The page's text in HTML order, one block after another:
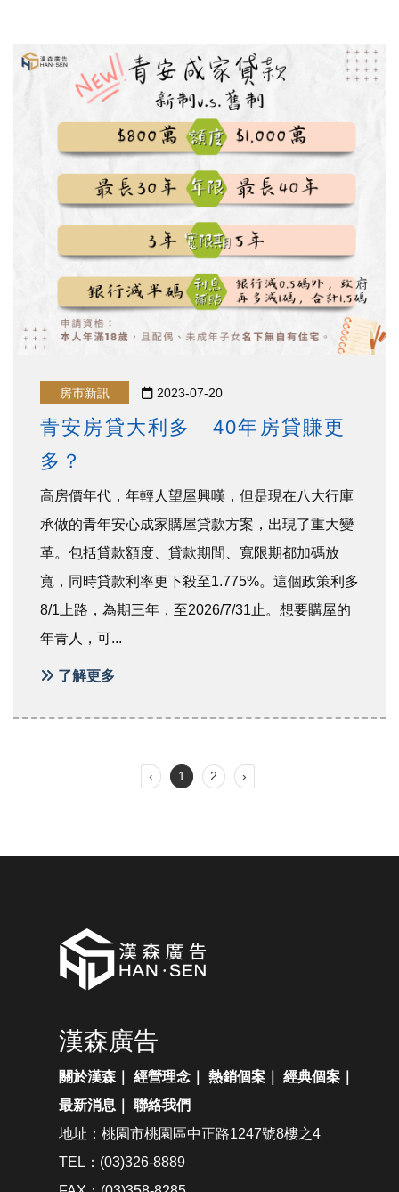
房市新訊 2023-07-20
青安房貸大利多 40年房貸賺更
多？
高房價年代，年輕人望屋興嘆，但是現在八大行庫
承做的青年安心成家購屋貸款方案，出現了重大變
革。包括貸款額度、貸款期間、寬限期都加碼放
寬，同時貸款利率更下殺至1.775%。這個政策利多
8/1上路，為期三年，至2026/7/31止。想要購屋的
年青人，可...
了解更多
‹ 1 2 ›
漢森廣告
關於漢森 經營理念 熱銷個案 經典個案
最新消息
聯絡我們
地址：桃園市桃園區中正路1247號8樓之4
TEL：(03)326-8889